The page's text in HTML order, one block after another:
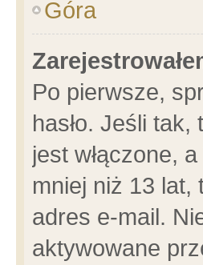
Góra
Po pierwsze,
hasło. Jeśli
jest włączone,
mniej niż 13 lat,
adres e-mail.
aktywowane